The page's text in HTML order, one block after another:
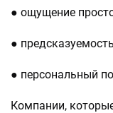
● ощущение
●
● персональный
Компании,